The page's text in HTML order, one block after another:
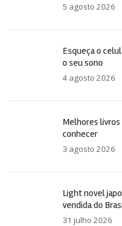
5 agosto 2026
Esqueça o
o seu sono
4 agosto 2026
Melhores livros
conhecer
3 agosto 2026
Light novel
vendida do
31 julho 2026